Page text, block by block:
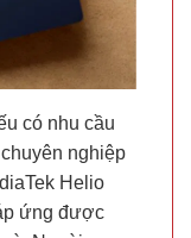
có nhu cầu
nghiệp
Helio
ứng được